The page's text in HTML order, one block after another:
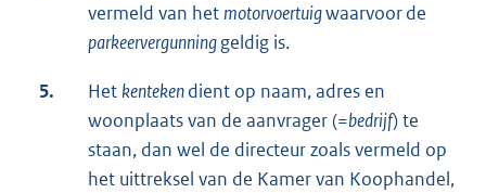
vermeld van het motorvoertuigwaarvoor de
parkeervergunninggeldig is.
5. Het kentekendient op naam, adres en
woonplaats van de aanvrager (=bedrijf) te
staan, dan wel de directeur zoals vermeld op
het uittreksel van de Kamer van Koophandel,